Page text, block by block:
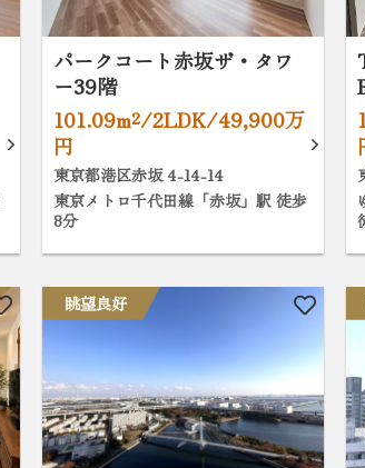
パークコート赤坂ザ・タワ
ー39階
101.09m²/2LDK/49,900万
円
東京都港区赤坂 4-14-14
東京メトロ千代田線「赤坂」駅 徒歩
8分
眺望良好